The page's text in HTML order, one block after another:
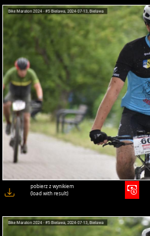
pobierz z wynikiem
(load with result)